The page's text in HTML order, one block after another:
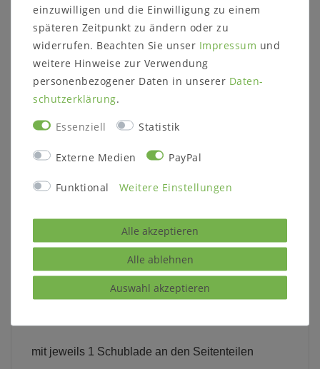
- Kopfteil schräg 2-geteilt Art. 9220/4-8
- 2 x Bettkasten-Modul 200 für Seitenteil Art.
52208
- Fußteilblende 200 cm Art. 5220/1-8
mit 1 Schublade mit Push-to-Open-Beschlag
59x45x42 cm (BxHxT)
LED-Lampe zur Montage direkt am Kopfteil
mit jeweils 1 Schublade an den Seitenteilen
einzuwilligen und die Einwilligung zu einem
späteren Zeitpunkt zu ändern oder zu
widerrufen. Beachten Sie unser Impressum und
weitere Hinweise zur Verwendung
personenbezogener Daten in unserer Daten­
schutz­erklärung.
Essenziell Statistik
Externe Medien PayPal
Funktional Weitere Einstellungen
Alle akzeptieren
Alle ablehnen
Auswahl akzeptieren